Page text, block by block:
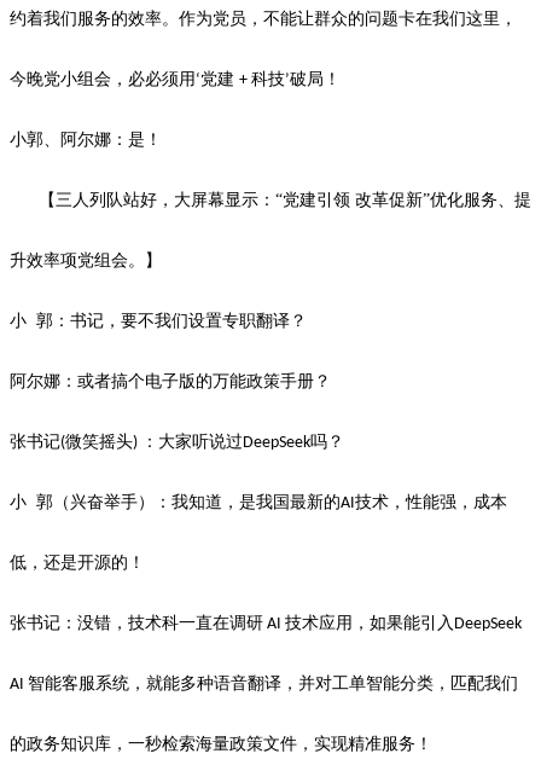
约着我们服务的效率。 作为党员，不能让群众的问题卡在我们这里 ，
今晚党小组会，必必须用 ‘党建 + 科技’破局！
小郭、阿尔娜：是！
【三人列队站好，大屏幕显示： “党建引领 改革促新”优化服务、提
升效率项党组会。】
小 郭：书记，要不我们设置专职翻译？
​阿尔娜：或者搞个电子版的万能政策手册？
​张书记(微笑摇头) ：大家听说过DeepSeek吗？
小 郭（兴奋举手）：我知道，是我国最新的AI技术，性能强，成本
低，还是开源的！
张书记：没错， 技术科一直在调研 AI 技术应用， 如果能引入 DeepSeek
AI 智能客服系统 ，就能多种语音翻译 ，并对工单智能分类 ，匹配我们
的政务知识库， 一秒检索海量政策文件 ，实现精准服务！